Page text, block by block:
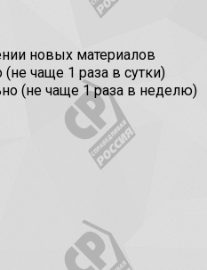
новых материалов
чаще 1 раза в сутки)
(не чаще 1 раза в неделю)